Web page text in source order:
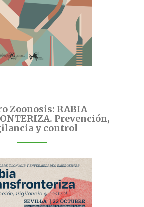
Zoonosis: RABIA
Prevención,
y control